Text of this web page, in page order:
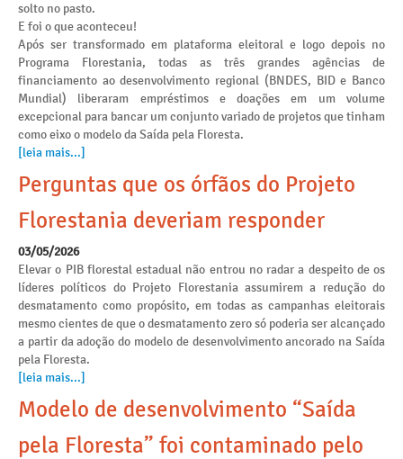
solto no pasto.
E foi o que aconteceu!
Após ser transformado em plataforma eleitoral e logo depois no
Programa Florestania, todas as três grandes agências de
financiamento ao desenvolvimento regional (BNDES, BID e Banco
Mundial) liberaram empréstimos e doações em um volume
excepcional para bancar um conjunto variado de projetos que tinham
como eixo o modelo da Saída pela Floresta.
[leia mais...]
Perguntas que os órfãos do Projeto
Florestania deveriam responder
03/05/2026
Elevar o PIB florestal estadual não entrou no radar a despeito de os
líderes políticos do Projeto Florestania assumirem a redução do
desmatamento como propósito, em todas as campanhas eleitorais
mesmo cientes de que o desmatamento zero só poderia ser alcançado
a partir da adoção do modelo de desenvolvimento ancorado na Saída
pela Floresta.
[leia mais...]
Modelo de desenvolvimento “Saída
pela Floresta” foi contaminado pelo